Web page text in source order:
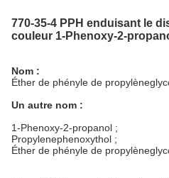
770-35-4 PPH enduisant le
couleur 1-Phenoxy-2-
Nom :
Éther de phényle de
Un autre nom :
1-Phenoxy-2-propanol ;
Propylenephenoxythol ;
Éther de phényle de